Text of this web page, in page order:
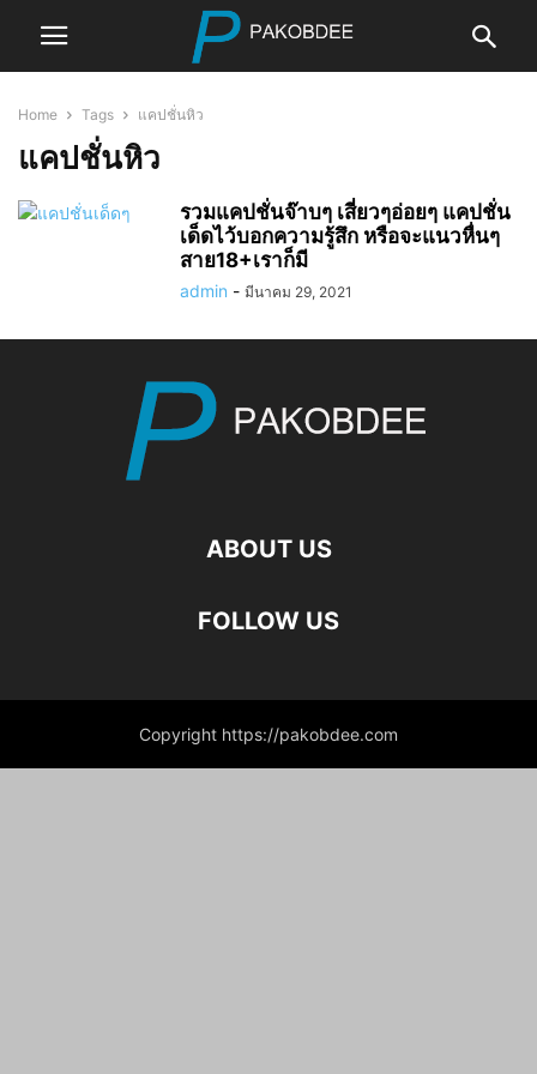
Home Tags แคปชั่นหิว
แคปชั่นหิว
รวมแคปชั่นจ๊าบๆ เสี่ยวๆอ่อยๆ แคปชั่น
เด็ดไว้บอกความรู้สึก หรือจะแนวหื่นๆ
สาย18+เราก็มี
admin - มีนาคม 29, 2021
ABOUT US
FOLLOW US
Copyright https://pakobdee.com